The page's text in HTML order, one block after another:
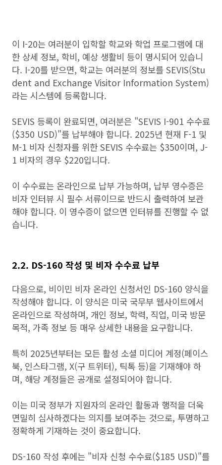
이 I-20는 여러분이 입학할 학교와 학업 프로그램에 대
한 상세 정보, 학비, 예상 생활비 등이 명시되어 있습니
다. I-20를 받으면, 학교는 여러분의 정보를 SEVIS(Stu
dent and Exchange Visitor Information System)
라는 시스템에 등록합니다.
SEVIS 등록이 완료되면, 여러분은 "SEVIS I-901 수수료
($350 USD)"를 납부해야 합니다. 2025년 현재 F-1 및
M-1 비자 신청자를 위한 SEVIS 수수료는 $350이며, J-
1 비자의 경우 $220입니다.
이 수수료는 온라인으로 납부 가능하며, 납부 영수증은
비자 인터뷰 시 필수 서류이므로 반드시 출력하여 보관
해야 합니다. 이 영수증이 없으면 인터뷰를 진행할 수 없
습니다.
2.2. DS-160 작성 및 비자 수수료 납부
다음으로, 비이민 비자 온라인 신청서인 DS-160 양식을
작성해야 합니다. 이 양식은 미국 국무부 웹사이트에서
온라인으로 작성하며, 개인 정보, 학력, 직업, 미국 방문
목적, 가족 정보 등 매우 상세한 내용을 요구합니다.
특히 2025년부터는 모든 활성 소셜 미디어 계정(페이스
북, 인스타그램, X(구 트위터), 틱톡 등)을 기재해야 하
며, 해당 계정들은 공개로 설정되어야 합니다.
이는 미국 정부가 지원자의 온라인 활동과 행적을 더욱
면밀히 심사하겠다는 의지를 보여주는 것으로, 투명하고
정확하게 기재하는 것이 중요합니다.
DS-160 작성 후에는 "비자 신청 수수료($185 USD)"를